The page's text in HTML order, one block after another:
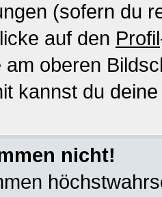
(sofern du
auf den Profil
am oberen
kannst du
nicht!